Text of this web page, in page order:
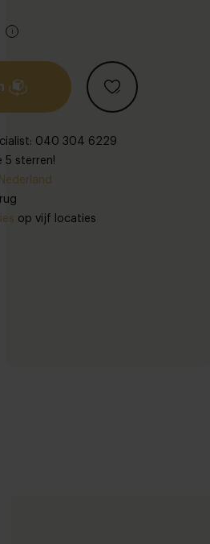
040 304 6229
5 sterren!
Nederland
op vijf locaties